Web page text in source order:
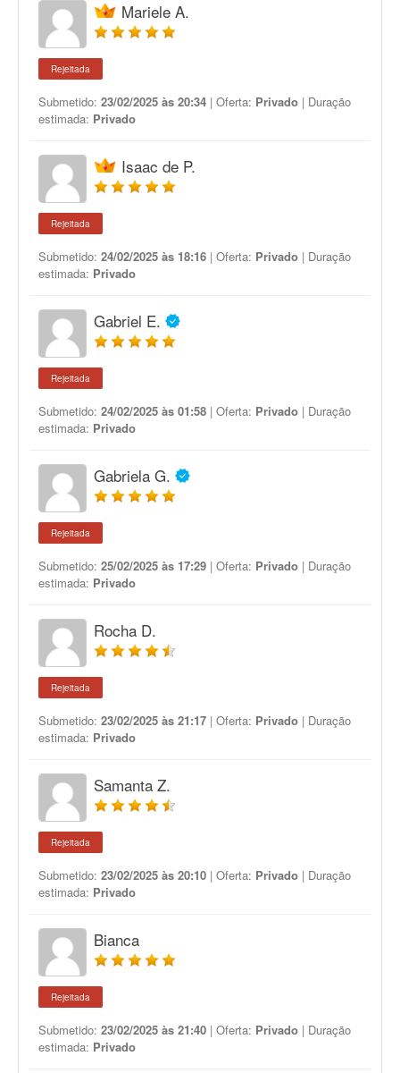
Mariele A.
Rejeitada
Submetido: 23/02/2025 às 20:34 | Oferta: Privado | Duração
estimada: Privado
Isaac de P.
Rejeitada
Submetido: 24/02/2025 às 18:16 | Oferta: Privado | Duração
estimada: Privado
Gabriel E.
Rejeitada
Submetido: 24/02/2025 às 01:58 | Oferta: Privado | Duração
estimada: Privado
Gabriela G.
Rejeitada
Submetido: 25/02/2025 às 17:29 | Oferta: Privado | Duração
estimada: Privado
Rocha D.
Rejeitada
Submetido: 23/02/2025 às 21:17 | Oferta: Privado | Duração
estimada: Privado
Samanta Z.
Rejeitada
Submetido: 23/02/2025 às 20:10 | Oferta: Privado | Duração
estimada: Privado
Bianca
Rejeitada
Submetido: 23/02/2025 às 21:40 | Oferta: Privado | Duração
estimada: Privado